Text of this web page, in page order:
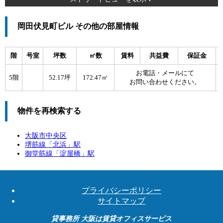
岡田伏見町ビル その他の部屋情報
階 号室 坪数 ㎡数 賃料 共益費 保証金
5階 52.17坪 172.47㎡
お電話・メールにて
お問い合わせください。
物件を再検索する
大阪市中央区
堺筋線「 北浜 」駅
御堂筋線「 淀屋橋 」駅
プライバシーポリシー
サイトマップ
貸事務所 大阪は賃貸オフィスサービス